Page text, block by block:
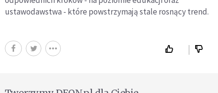
ustawodawstwa - które powstrzymają stale rosnący trend.